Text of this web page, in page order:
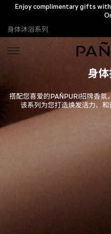
Enjoy complimentary gifts
身体沐浴系列
身
搭配您喜爱的PAÑPURI招牌香氛
该系列为您打造焕发活力、和